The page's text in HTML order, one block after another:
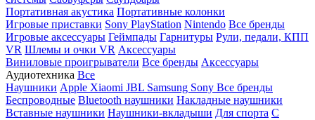
Портативная акустика Портативные колонки
Игровые приставки Sony PlayStation Nintendo Все бренды
Игровые аксессуары Геймпады Гарнитуры Рули, педали, КПП
VR Шлемы и очки VR Аксессуары
Виниловые проигрыватели Все бренды Аксессуары
Аудиотехника Все
Наушники Apple Xiaomi JBL Samsung Sony Все бренды
Беспроводные Bluetooth наушники Накладные наушники
Вставные наушники Наушники-вкладыши Для спорта С